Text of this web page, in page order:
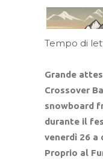
Tempo di
Grande
Crossover
snowboard
durante il
venerdì 26 a
Proprio al